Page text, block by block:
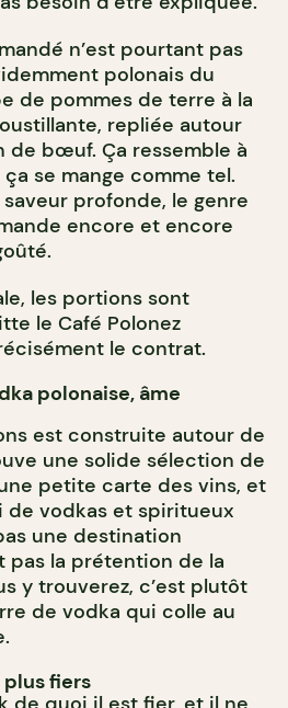
n’est pourtant pas
polonais du
de pommes de terre à la
repliée autour
de bœuf. Ça ressemble à
se mange comme tel.
profonde, le genre
encore et encore
les portions sont
le Café Polonez
le contrat.
polonaise, âme
est construite autour de
une solide sélection de
petite carte des vins, et
de vodkas et spiritueux
une destination
pas la prétention de la
y trouverez, c’est plutôt
de vodka qui colle au
fiers